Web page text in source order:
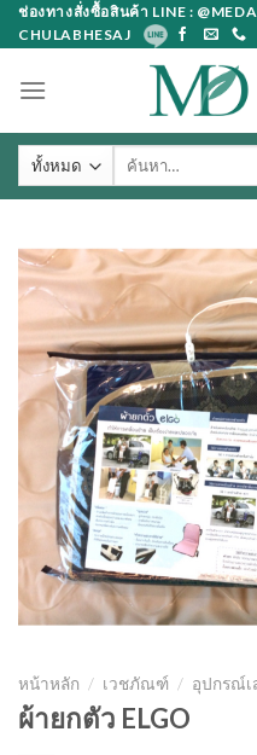
Skip
to
ช่องทางสั่งซื้อสินค้า LINE :
CHULABHESAJ
ค้นหา:
หน้าหลัก / เวชภัณฑ์ / อุปกรณ์เ
ผ้ายกตัว ELGO